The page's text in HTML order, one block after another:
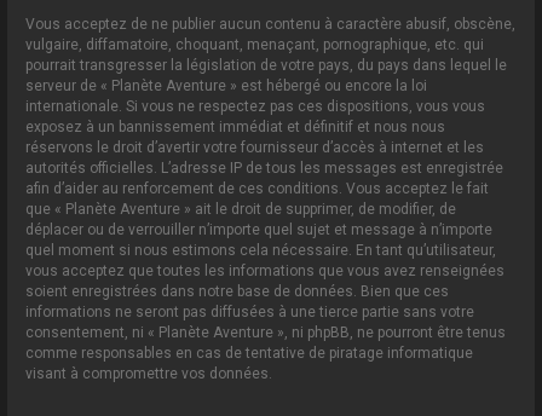
Vous acceptez de ne publier aucun contenu à caractère abusif, obscène,
vulgaire, diffamatoire, choquant, menaçant, pornographique, etc. qui
pourrait transgresser la législation de votre pays, du pays dans lequel le
serveur de « Planète Aventure » est hébergé ou encore la loi
internationale. Si vous ne respectez pas ces dispositions, vous vous
exposez à un bannissement immédiat et définitif et nous nous
réservons le droit d’avertir votre fournisseur d’accès à internet et les
autorités officielles. L’adresse IP de tous les messages est enregistrée
afin d’aider au renforcement de ces conditions. Vous acceptez le fait
que « Planète Aventure » ait le droit de supprimer, de modifier, de
déplacer ou de verrouiller n’importe quel sujet et message à n’importe
quel moment si nous estimons cela nécessaire. En tant qu’utilisateur,
vous acceptez que toutes les informations que vous avez renseignées
soient enregistrées dans notre base de données. Bien que ces
informations ne seront pas diffusées à une tierce partie sans votre
consentement, ni « Planète Aventure », ni phpBB, ne pourront être tenus
comme responsables en cas de tentative de piratage informatique
visant à compromettre vos données.